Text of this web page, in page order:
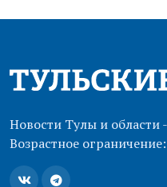
Новости Тулы и области
Возрастное